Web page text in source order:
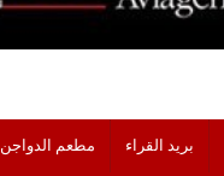
بريد القراء مطعم الدواجن